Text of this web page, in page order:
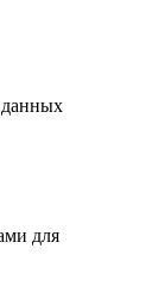
данных
для